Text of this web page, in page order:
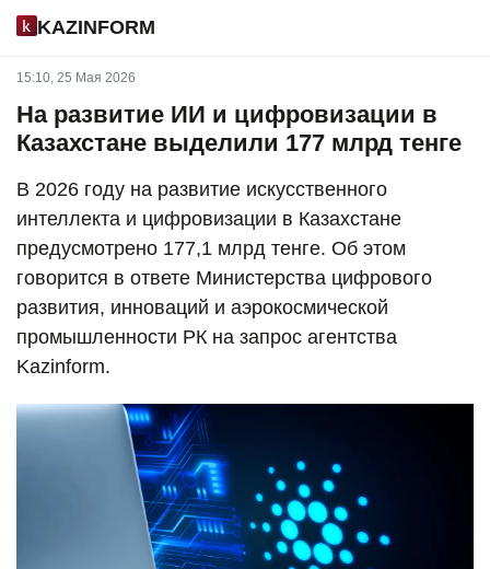
KAZINFORM
15:10, 25 Мая 2026
На развитие ИИ и цифровизации в
Казахстане выделили 177 млрд тенге
В 2026 году на развитие искусственного
интеллекта и цифровизации в Казахстане
предусмотрено 177,1 млрд тенге. Об этом
говорится в ответе Министерства цифрового
развития, инноваций и аэрокосмической
промышленности РК на запрос агентства
Kazinform.